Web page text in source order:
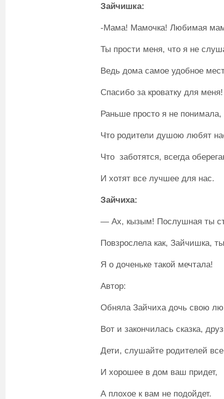
Зайчишка:
-Мама! Мамочка! Любимая
Ты прости меня, что я не
Ведь дома самое удобное
Спасибо за кроватку для меня!
Раньше просто я не понимала,
Что родители душою любят
Что заботятся, всегда
И хотят все лучшее для нас.
Зайчиха:
— Ах, кызым! Послушная ты
Повзрослела как, Зайчишка,
Я о доченьке такой мечтала!
Автор:
Обняла Зайчиха дочь свою
Вот и закончилась сказка,
Дети, слушайте родителей
И хорошее в дом ваш придет,
А плохое к вам не подойдет.